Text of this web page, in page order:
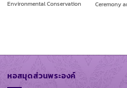
Environmental Conservation
Ceremony
หอสมุดส่วนพระองค์